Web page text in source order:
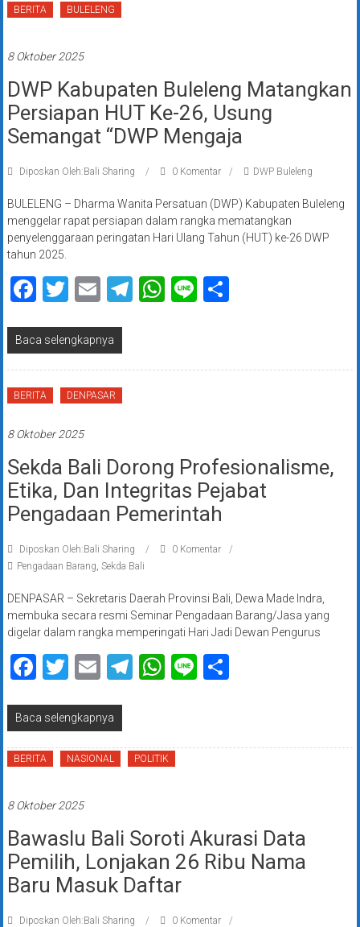
BERITA BULELENG
8 Oktober 2025
DWP Kabupaten Buleleng Matangkan
Persiapan HUT Ke-26, Usung
Semangat “DWP Mengaja
Diposkan Oleh:Bali Sharing 0 Komentar DWP Buleleng
BULELENG – Dharma Wanita Persatuan (DWP) Kabupaten Buleleng
menggelar rapat persiapan dalam rangka mematangkan
penyelenggaraan peringatan Hari Ulang Tahun (HUT) ke-26 DWP
tahun 2025.
Facebook
Twitter
EmailTelegram
WhatsApp
LineShare
Baca selengkapnya
BERITA DENPASAR
8 Oktober 2025
Sekda Bali Dorong Profesionalisme,
Etika, Dan Integritas Pejabat
Pengadaan Pemerintah
Diposkan Oleh:Bali Sharing
0 Komentar
Pengadaan Barang, Sekda Bali
DENPASAR – Sekretaris Daerah Provinsi Bali, Dewa Made Indra,
membuka secara resmi Seminar Pengadaan Barang/Jasa yang
digelar dalam rangka memperingati Hari Jadi Dewan Pengurus
Facebook
Twitter
EmailTelegram
WhatsApp
LineShare
Baca selengkapnya
BERITA NASIONAL POLITIK
8 Oktober 2025
Bawaslu Bali Soroti Akurasi Data
Pemilih, Lonjakan 26 Ribu Nama
Baru Masuk Daftar
Diposkan Oleh:Bali Sharing 0 Komentar